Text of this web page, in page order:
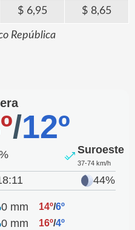
6,95 8,65
República
/12º
Suroeste
37-74 km/h
44%
0 mm 14º/6º
0 mm 16º/4º